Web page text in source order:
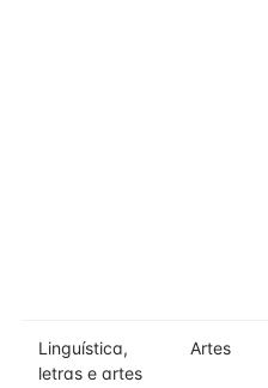
Linguística,
letras e artes
Artes